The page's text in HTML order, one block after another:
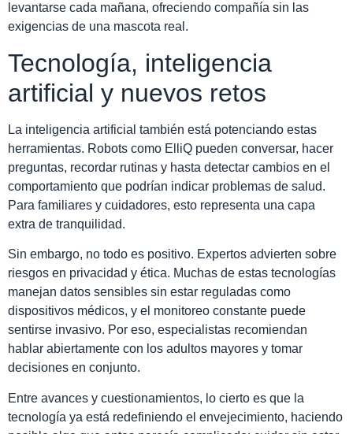
levantarse cada mañana, ofreciendo compañía sin las
exigencias de una mascota real.
Tecnología, inteligencia
artificial y nuevos retos
La inteligencia artificial también está potenciando estas
herramientas. Robots como ElliQ pueden conversar, hacer
preguntas, recordar rutinas y hasta detectar cambios en el
comportamiento que podrían indicar problemas de salud.
Para familiares y cuidadores, esto representa una capa
extra de tranquilidad.
Sin embargo, no todo es positivo. Expertos advierten sobre
riesgos en privacidad y ética. Muchas de estas tecnologías
manejan datos sensibles sin estar reguladas como
dispositivos médicos, y el monitoreo constante puede
sentirse invasivo. Por eso, especialistas recomiendan
hablar abiertamente con los adultos mayores y tomar
decisiones en conjunto.
Entre avances y cuestionamientos, lo cierto es que la
tecnología ya está redefiniendo el envejecimiento, haciendo